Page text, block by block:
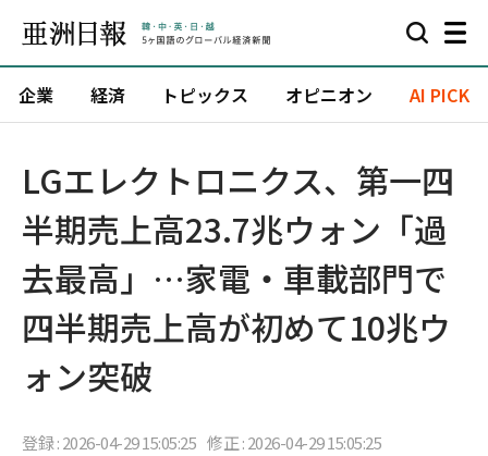
企業 経済 トピックス オピニオン AI PICK
LGエレクトロニクス、第一四
半期売上高23.7兆ウォン「過
去最高」…家電・車載部門で
四半期売上高が初めて10兆ウ
ォン突破
登録 : 2026-04-29 15:05:25 修正 : 2026-04-29 15:05:25